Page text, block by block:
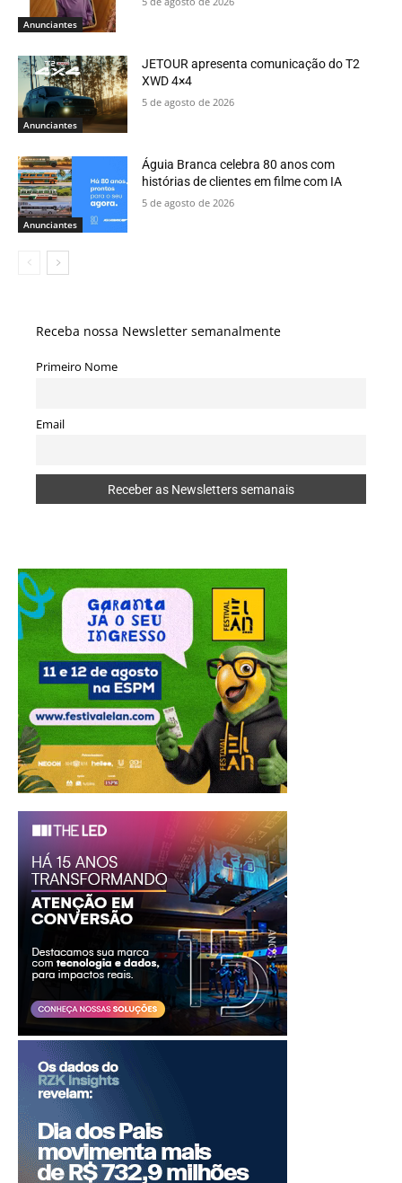
Anunciantes
Anunciantes
JETOUR apresenta comunicação do T2
XWD 4×4
5 de agosto de 2026
Anunciantes
Águia Branca celebra 80 anos com
histórias de clientes em filme com IA
5 de agosto de 2026
Receba nossa Newsletter semanalmente
Primeiro Nome
Email